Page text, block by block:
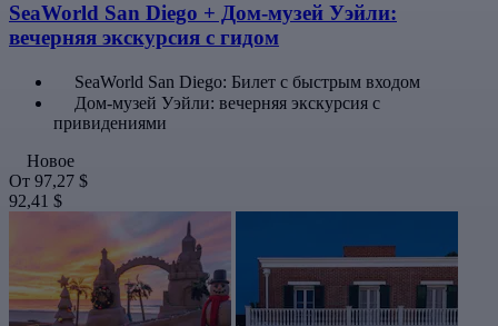
SeaWorld San Diego + Дом-музей Уэйли:
вечерняя экскурсия с гидом
SeaWorld San Diego: Билет с быстрым входом
Дом-музей Уэйли: вечерняя экскурсия с
привидениями
Новое
От 97,27 $
92,41 $